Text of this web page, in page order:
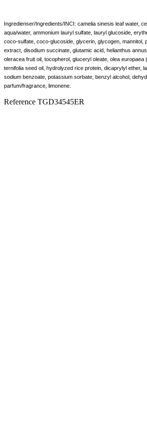
Ingredienser/Ingredients/INCI: camelia sinesis leaf water,
aqua/water, ammonium lauryl sulfate, lauryl glucoside,
coco-sulfate, coco-glucoside, glycerin, glycogen, mannitol,
extract, disodium succinate, glutamic acid, helianthus
oleracea fruit oil, tocopherol, gluceryl oleate, olea europaea
ternifolia seed oil, hydrolyzed rice protein, dicaprylyl ether,
sodium benzoate, potassium sorbate, benzyl alcohol,
parfum/fragrance, limonene.
Reference TGD34545ER